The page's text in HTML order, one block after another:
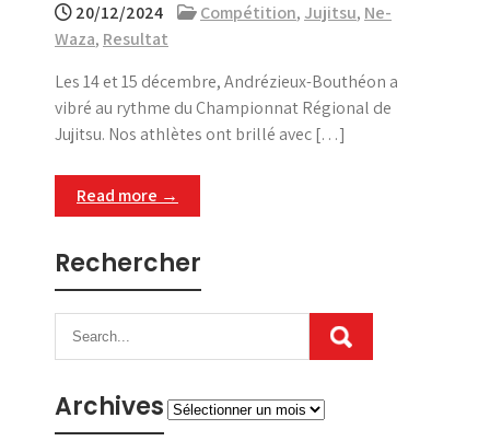
20/12/2024 Compétition, Jujitsu, Ne-
Waza, Resultat
Les 14 et 15 décembre, Andrézieux-Bouthéon a
vibré au rythme du Championnat Régional de
Jujitsu. Nos athlètes ont brillé avec […]
Read more →
Rechercher
ArchivesArchives